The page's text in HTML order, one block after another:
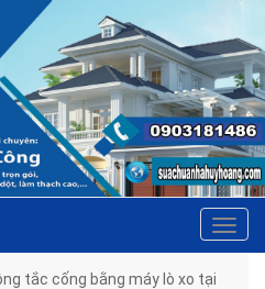
tắc cống bằng máy lò xo tại